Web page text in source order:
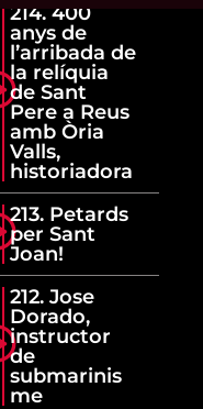
214. 400
anys de
l’arribada de
la relíquia
de Sant
Pere a Reus
amb Òria
Valls,
historiadora
213. Petards
per Sant
Joan!
212. Jose
Dorado,
instructor
de
submarinis
me